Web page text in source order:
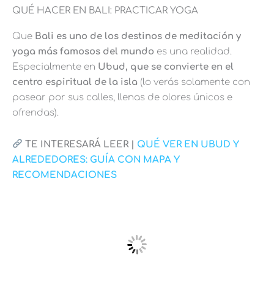
QUÉ HACER EN BALI: PRACTICAR YOGA
Que Bali es uno de los destinos de meditación y
yoga más famosos del mundo es una realidad.
Especialmente en Ubud, que se convierte en el
centro espiritual de la isla (lo verás solamente con
pasear por sus calles, llenas de olores únicos e
ofrendas).
TE INTERESARÁ LEER | QUÉ VER EN UBUD Y
ALREDEDORES: GUÍA CON MAPA Y
RECOMENDACIONES